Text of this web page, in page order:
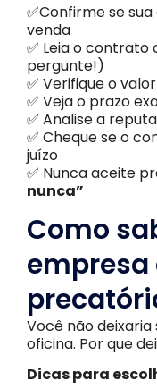
✅Confirme se
venda
✅ Leia o contrato
pergunte!)
✅ Verifique o
✅ Veja o prazo
✅ Analise a
✅ Cheque se o
juízo
✅ Nunca aceite
nunca”
Como
Você não
oficina. Por que
Dicas para